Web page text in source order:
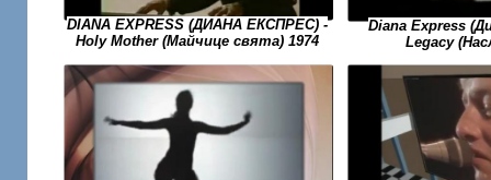
DIANA EXPRESS (ДИАНА ЕКСПРЕС) -
Holy Mother (Майчице свята) 1974
Diana Express
Legacy